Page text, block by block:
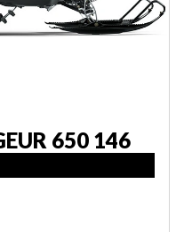
650 146